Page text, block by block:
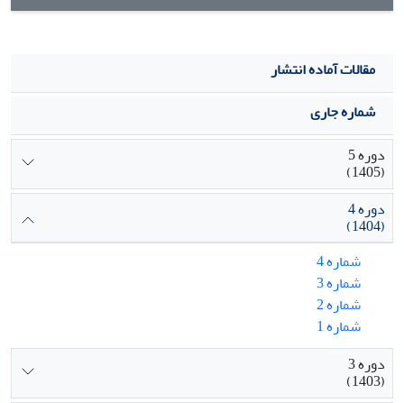
مقالات آماده انتشار
شماره جاری
دوره 5
(1405)
دوره 4
(1404)
شماره 4
شماره 3
شماره 2
شماره 1
دوره 3
(1403)